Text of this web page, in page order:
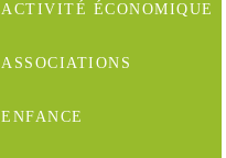
ACTIVITÉ ÉCONOMIQUE
ASSOCIATIONS
ENFANCE